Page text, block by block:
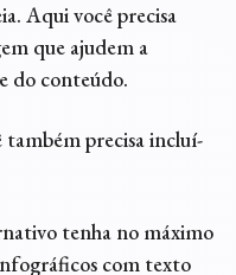
Aqui você precisa
que ajudem a
do conteúdo.
precisa incluí-
tenha no máximo
com texto